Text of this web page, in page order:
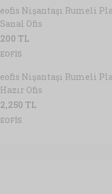
eofis Nişantaşı Rumeli
Sanal Ofis
200 TL
EOFIS
eofis Nişantaşı Rumeli
Hazır Ofis
2,250 TL
EOFIS